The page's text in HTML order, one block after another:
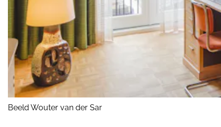
Beeld Wouter van der Sar